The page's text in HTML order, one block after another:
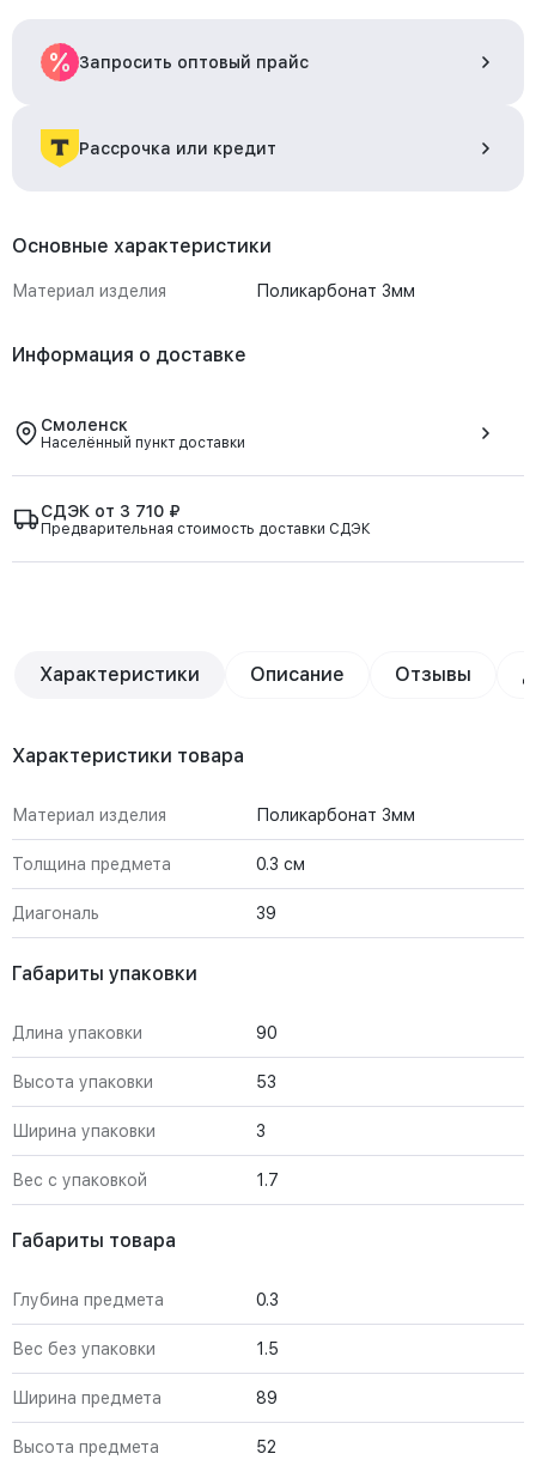
Запросить оптовый прайс
Рассрочка или кредит
Основные характеристики
Материал изделия Поликарбонат 3мм
Информация о доставке
Смоленск
Населённый пункт доставки
СДЭК от 3 710 ₽
Предварительная стоимость доставки СДЭК
Характеристики Описание Отзывы
Характеристики товара
Материал изделия Поликарбонат 3мм
Толщина предмета 0.3 см
Диагональ 39
Габариты упаковки
Длина упаковки 90
Высота упаковки 53
Ширина упаковки 3
Вес с упаковкой 1.7
Габариты товара
Глубина предмета 0.3
Вес без упаковки 1.5
Ширина предмета 89
Высота предмета 52